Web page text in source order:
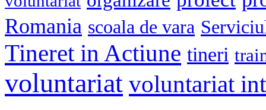
Romania scoala de vara
Tineret in Actiune tineri
voluntariat voluntariat